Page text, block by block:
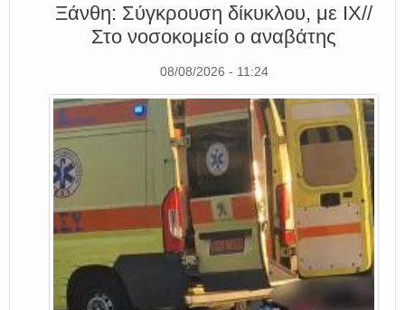
Ξάνθη: Σύγκρουση δίκυκλου, με ΙΧ//
Στο νοσοκομείο ο αναβάτης
08/08/2026 - 11:24